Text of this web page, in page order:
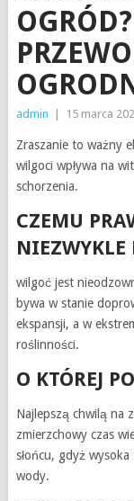
admin 15 marca
Zraszanie to ważny
wilgoci wpływa na
schorzenia.
CZEMU
NIEZWYKLE
wilgoć jest
bywa w stanie
ekspansji, a w
roślinności.
O KTÓREJ
Najlepszą chwilą na
zmierzchowy czas
słońcu, gdyż
wody.